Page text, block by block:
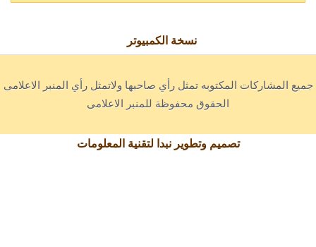
نسخة الكمبيوتر
جميع المشاركات المكتوبه تمثل رأي صاحبها ولاتمثل رأي المنبر الاعلامى
الحقوق محفوظة للمنبر الاعلامى
تصميم وتطوير نبدا لتقنية المعلومات